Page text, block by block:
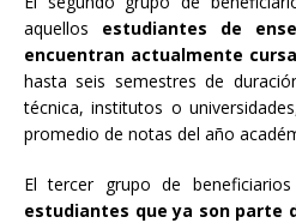
aquellos estudiantes de
encuentran actualmente
hasta seis semestres de
técnica, institutos o
promedio de notas del año
El tercer grupo de
estudiantes que ya son parte